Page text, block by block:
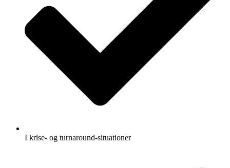
I krise- og turnaround-situationer